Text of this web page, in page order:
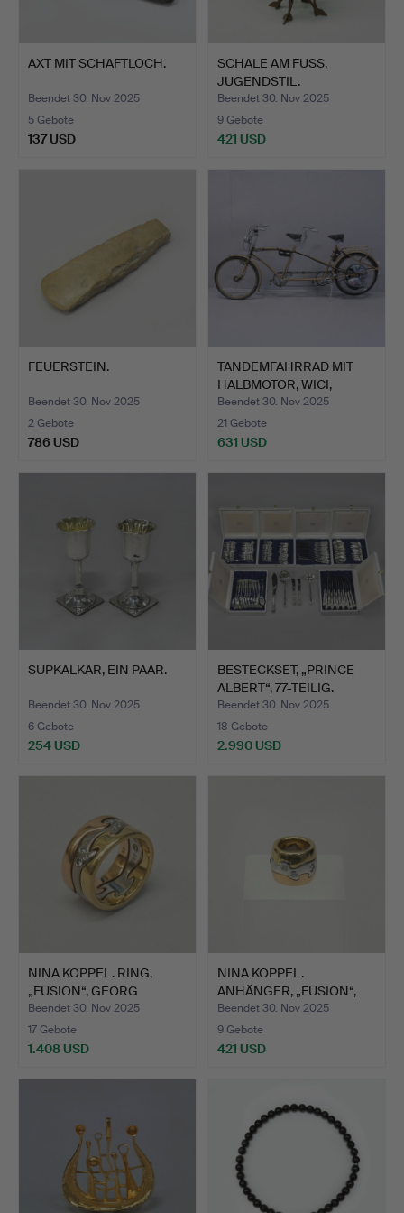
AXT MIT SCHAFTLOCH.
Beendet 30. Nov 2025
5 Gebote
137 USD
SCHALE AM FUSS,
JUGENDSTIL.
Beendet 30. Nov 2025
9 Gebote
421 USD
FEUERSTEIN.
Beendet 30. Nov 2025
2 Gebote
786 USD
TANDEMFAHRRAD MIT
HALBMOTOR, WICI,
1950ER …
Beendet 30. Nov 2025
21 Gebote
631 USD
SUPKALKAR, EIN PAAR.
Beendet 30. Nov 2025
6 Gebote
254 USD
BESTECKSET, „PRINCE
ALBERT“, 77-TEILIG.
Beendet 30. Nov 2025
18 Gebote
2.990 USD
NINA KOPPEL. RING,
„FUSION“, GEORG
JENSEN.
Beendet 30. Nov 2025
17 Gebote
1.408 USD
NINA KOPPEL.
ANHÄNGER, „FUSION“,
GEORG JEN…
Beendet 30. Nov 2025
9 Gebote
421 USD